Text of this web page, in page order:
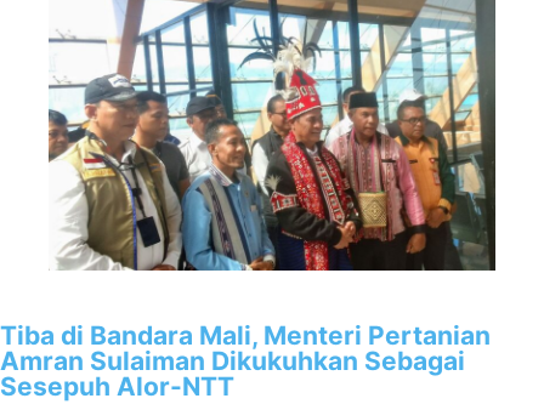
Tiba di Bandara Mali, Menteri Pertanian
Amran Sulaiman Dikukuhkan Sebagai
Sesepuh Alor-NTT